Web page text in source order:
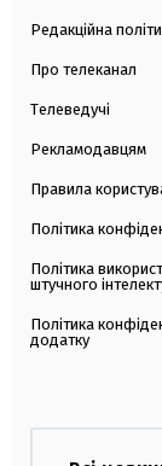
Редакційна
Про телеканал
Телеведучі
Рекламодавцям
Правила
Політика
Політика
штучного
Політика
додатку